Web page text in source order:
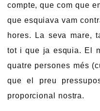
compte, que com que
que esquiava vam
hores. La seva mare,
tot i que ja esquia. El
quatre persones més
que el preu
proporcional nostra.